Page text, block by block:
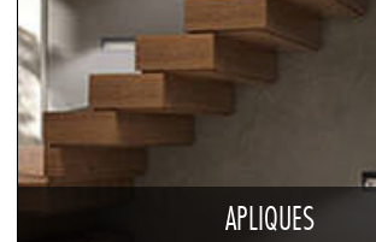
APLIQUES